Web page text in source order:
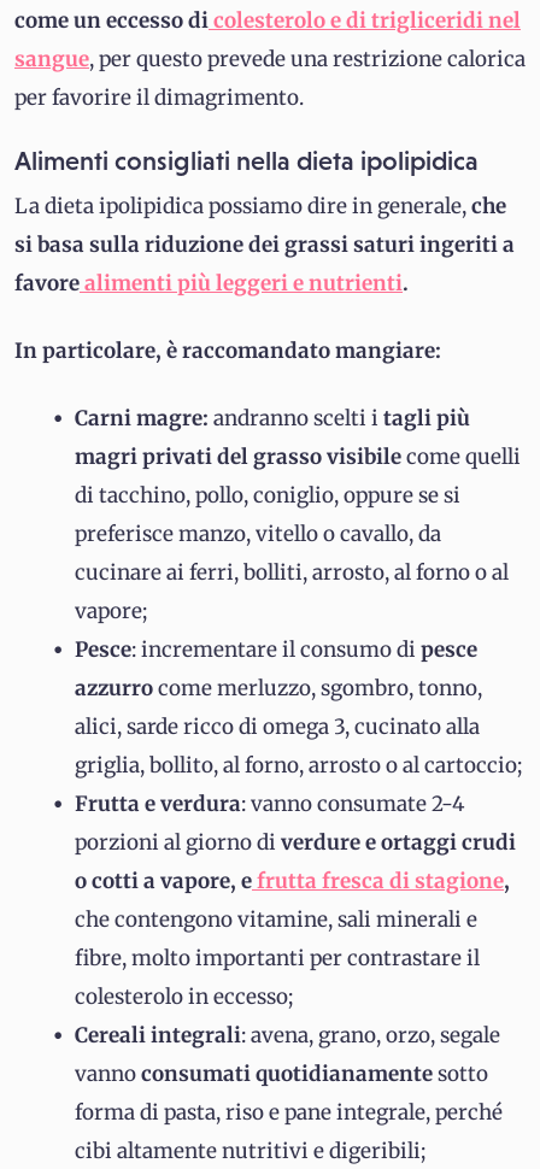
come un eccesso dicolesterolo e di trigliceridi nel
sangue, per questo prevede una restrizione calorica
per favorire il dimagrimento.
Alimenti consigliati nella dieta ipolipidica
La dieta ipolipidica possiamo dire in generale,che
si basa sulla riduzione dei grassi saturi ingeriti a
favorealimenti più leggeri e nutrienti.
In particolare, è raccomandato mangiare:
Carni magre: andranno scelti i tagli più
magri privati del grasso visibilecome quelli
di tacchino, pollo, coniglio, oppure se si
preferisce manzo, vitello o cavallo, da
cucinare ai ferri, bolliti, arrosto, al forno o al
vapore;
Pesce: incrementare il consumo di pesce
azzurrocome merluzzo, sgombro, tonno,
alici, sarde ricco di omega 3, cucinato alla
griglia, bollito, al forno, arrosto o al cartoccio;
Frutta e verdura: vanno consumate 2-4
porzioni al giorno di verdure e ortaggi crudi
o cotti a vapore, efrutta fresca di stagione,
che contengono vitamine, sali minerali e
fibre, molto importanti per contrastare il
colesterolo in eccesso;
Cereali integrali: avena, grano, orzo, segale
vannoconsumati quotidianamentesotto
forma di pasta, riso e pane integrale, perché
cibi altamente nutritivi e digeribili;